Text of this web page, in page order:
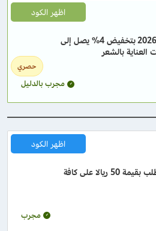
حصري
كود خصم جي بي اورجانيك 2026 بتخفيض 4% يصل إلى
اظهر الكود
مجرب بالدليل
كوبون جي بي اورجانيك أول طلب بقيمة 50 ريالا على كافة
اظهر الكود
مجرب